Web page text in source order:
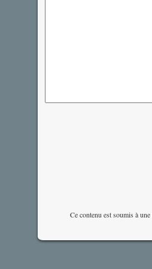
Ce contenu est soumis à